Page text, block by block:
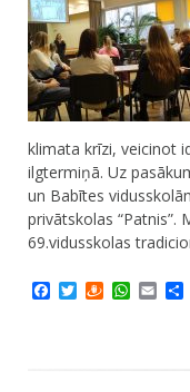
klimata krīzi, veicinot
ilgtermiņā. Uz
un Babītes
privātskolas “Patnis”.
69.vidusskolas
Facebook
TwitterDraugiem
Email